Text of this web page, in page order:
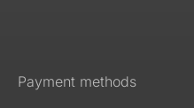
Payment methods